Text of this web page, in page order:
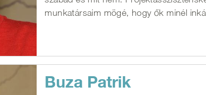
munkatársaim mögé, hogy ők minél
Buza Patrik